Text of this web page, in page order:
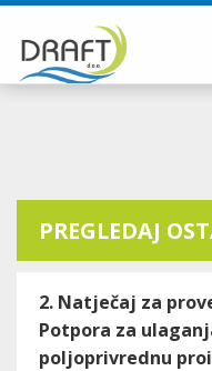
PREGLEDAJ
2. Natječaj za
Potpora za
poljoprivrednu